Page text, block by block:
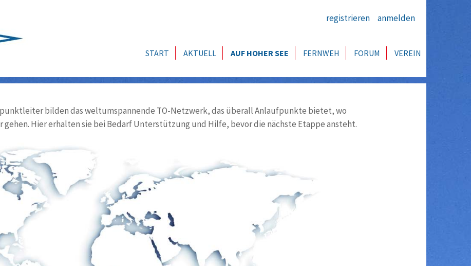
registrieren anmelden
START AKTUELL AUF HOHER SEE FERNWEH FORUM VEREIN
bilden das weltumspannende TO-Netzwerk, das überall Anlaufpunkte bietet, wo
gehen. Hier erhalten sie bei Bedarf Unterstützung und Hilfe, bevor die nächste Etappe ansteht.